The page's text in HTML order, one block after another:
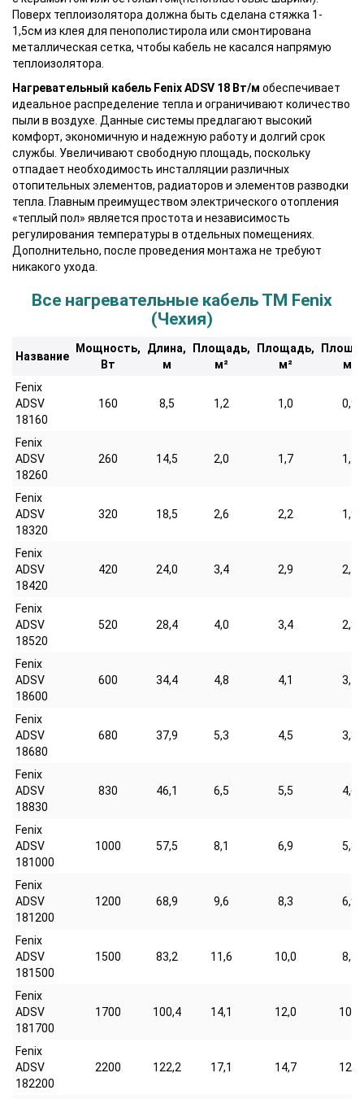
Поверх теплоизолятора должна быть сделана стяжка 1-
1,5см из клея для пенополистирола или смонтирована
металлическая сетка, чтобы кабель не касался напрямую
теплоизолятора.
Нагревательный кабель Fenix ADSV 18 Вт/м обеспечивает
идеальное распределение тепла и ограничивают количество
пыли в воздухе. Данные системы предлагают высокий
комфорт, экономичную и надежную работу и долгий срок
службы. Увеличивают свободную площадь, поскольку
отпадает необходимость инсталляции различных
отопительных элементов, радиаторов и элементов разводки
тепла. Главным преимуществом электрического отопления
«теплый пол» является простота и независимость
регулирования температуры в отдельных помещениях.
Дополнительно, после проведения монтажа не требуют
никакого ухода.
Все нагревательные кабель ТМ Fenix
(Чехия)
Название
Мощность,
Вт
Длина,
м
Площадь,
м²
Площадь,
м²
м²
Fenix
ADSV
18160
160 8,5 1,2 1,0 0,9
Fenix
ADSV
18260
260 14,5 2,0 1,7 1,5
Fenix
ADSV
18320
320 18,5 2,6 2,2 1,9
Fenix
ADSV
18420
420 24,0 3,4 2,9 2,4
Fenix
ADSV
18520
520 28,4 4,0 3,4 2,8
Fenix
ADSV
18600
600 34,4 4,8 4,1 3,4
Fenix
ADSV
18680
680 37,9 5,3 4,5 3,8
Fenix
ADSV
18830
830 46,1 6,5 5,5 4,6
Fenix
ADSV
181000
1000 57,5 8,1 6,9 5,8
Fenix
ADSV
181200
1200 68,9 9,6 8,3 6,9
Fenix
ADSV
181500
1500 83,2 11,6 10,0 8,3
Fenix
ADSV
181700
1700 100,4 14,1 12,0 10,0
Fenix
ADSV
182200
2200 122,2 17,1 14,7 12,2